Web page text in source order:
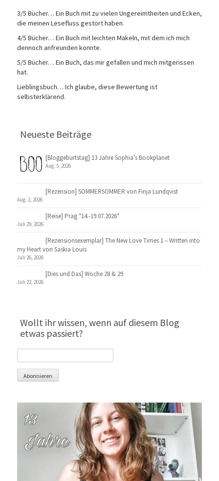
3/5 Bücher… Ein Buch mit zu vielen Ungereimtheiten und Ecken,
die meinen Lesefluss gestört haben.
4/5 Bücher… Ein Buch mit leichten Makeln, mit dem ich mich
dennoch anfreunden konnte.
5/5 Bücher… Ein Buch, das mir gefallen und mich mitgerissen
hat.
Lieblingsbuch… Ich glaube, diese Bewertung ist
selbsterklärend.
Neueste Beiträge
[Bloggeburtstag] 13 Jahre Sophia’s Bookplanet
Aug. 5, 2026
[Rezension] SOMMERSOMMER von Finja Lundqvist
Aug. 2, 2026
[Reise] Prag *14.-19.07.2026*
Juli 29, 2026
[Rezensionsexemplar] The New Love Times 1 – Written into
my Heart von Saskia Louis
Juli 26, 2026
[Dies und Das] Woche 28 & 29
Juli 22, 2026
Wollt ihr wissen, wenn auf diesem Blog
etwas passiert?